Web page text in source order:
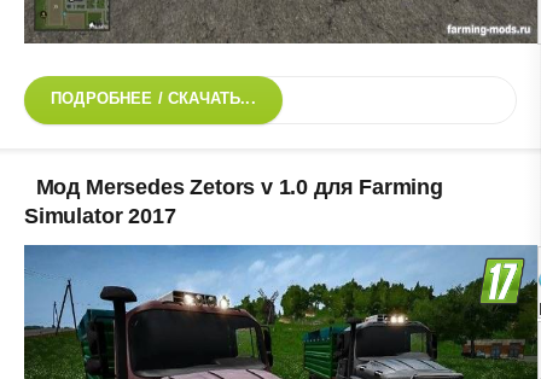
ПОДРОБНЕЕ / СКАЧАТЬ...
Мод Mersedes Zetors v 1.0 для Farming
Simulator 2017